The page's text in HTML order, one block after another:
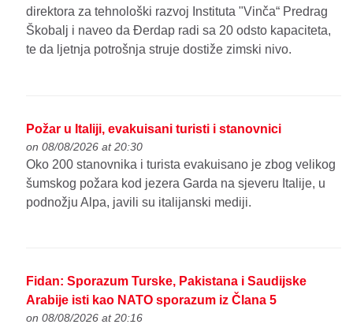
direktora za tehnološki razvoj Instituta "Vinča“ Predrag
Škobalj i naveo da Đerdap radi sa 20 odsto kapaciteta,
te da ljetnja potrošnja struje dostiže zimski nivo.
Požar u Italiji, evakuisani turisti i stanovnici
on 08/08/2026 at 20:30
Oko 200 stanovnika i turista evakuisano je zbog velikog
šumskog požara kod jezera Garda na sjeveru Italije, u
podnožju Alpa, javili su italijanski mediji.
Fidan: Sporazum Turske, Pakistana i Saudijske
Arabije isti kao NATO sporazum iz Člana 5
on 08/08/2026 at 20:16